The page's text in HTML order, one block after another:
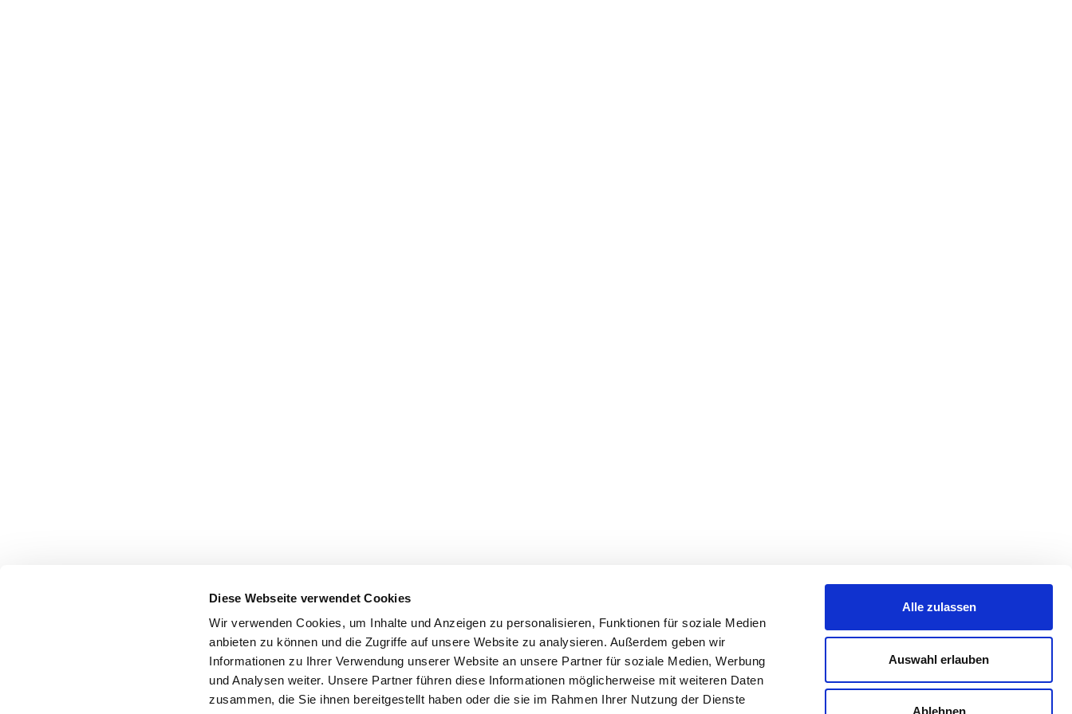
Diese Webseite verwendet Cookies
Wir verwenden Cookies, um Inhalte und Anzeigen zu personalisieren, Funktionen für soziale Medien
anbieten zu können und die Zugriffe auf unsere Website zu analysieren. Außerdem geben wir
Informationen zu Ihrer Verwendung unserer Website an unsere Partner für soziale Medien, Werbung
und Analysen weiter. Unsere Partner führen diese Informationen möglicherweise mit weiteren Daten
zusammen, die Sie ihnen bereitgestellt haben oder die sie im Rahmen Ihrer Nutzung der Dienste
Alle zulassen
Auswahl erlauben
Ablehnen